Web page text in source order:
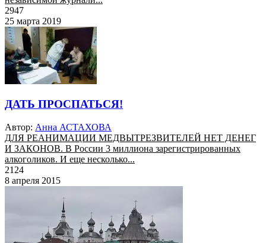
2947
25 марта 2019
ДАТЬ ПРОСПАТЬСЯ!
Автор: Анна АСТАХОВА
ДЛЯ РЕАНИМАЦИИ МЕДВЫТРЕЗВИТЕЛЕЙ НЕТ ДЕНЕГ
И ЗАКОНОВ. В России 3 миллиона зарегистрированных
алкоголиков. И еще несколько...
2124
8 апреля 2015